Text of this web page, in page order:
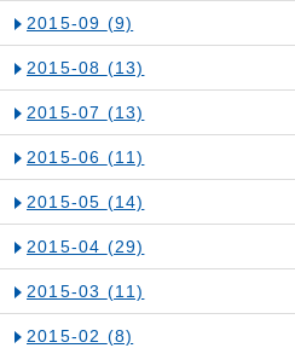
2015-09 (9)
2015-08 (13)
2015-07 (13)
2015-06 (11)
2015-05 (14)
2015-04 (29)
2015-03 (11)
2015-02 (8)